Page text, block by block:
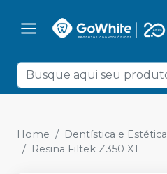
Home Dentística e Estética
Resina Filtek Z350 XT